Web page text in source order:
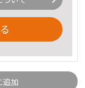
追加